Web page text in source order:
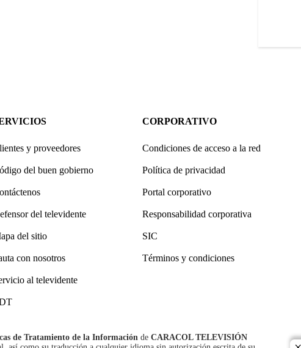
y proveedores
del buen gobierno
del televidente
del sitio
con nosotros
al televidente
CORPORATIVO
Condiciones de acceso a la red
Política de privacidad
Portal corporativo
Responsabilidad corporativa
SIC
Términos y condiciones
de Tratamiento de la Información de CARACOL TELEVISIÓN